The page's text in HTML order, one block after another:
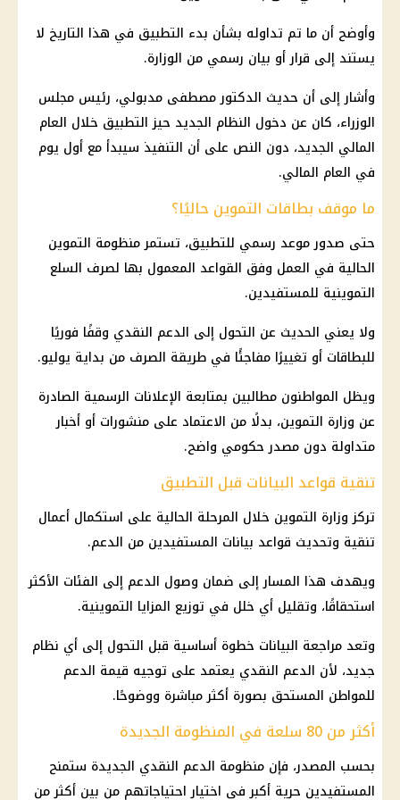
وأوضح أن ما تم تداوله بشأن بدء التطبيق في هذا التاريخ لا
يستند إلى قرار أو بيان رسمي من الوزارة.
وأشار إلى أن حديث الدكتور مصطفى مدبولي، رئيس مجلس
الوزراء، كان عن دخول النظام الجديد حيز التطبيق خلال العام
المالي الجديد، دون النص على أن التنفيذ سيبدأ مع أول يوم
في العام المالي.
ما موقف بطاقات التموين حاليًا؟
حتى صدور موعد رسمي للتطبيق، تستمر منظومة التموين
الحالية في العمل وفق القواعد المعمول بها لصرف السلع
التموينية للمستفيدين.
ولا يعني الحديث عن التحول إلى الدعم النقدي وقفًا فوريًا
للبطاقات أو تغييرًا مفاجئًا في طريقة الصرف من بداية يوليو.
ويظل المواطنون مطالبين بمتابعة الإعلانات الرسمية الصادرة
عن وزارة التموين، بدلًا من الاعتماد على منشورات أو أخبار
متداولة دون مصدر حكومي واضح.
تنقية قواعد البيانات قبل التطبيق
تركز وزارة التموين خلال المرحلة الحالية على استكمال أعمال
تنقية وتحديث قواعد بيانات المستفيدين من الدعم.
ويهدف هذا المسار إلى ضمان وصول الدعم إلى الفئات الأكثر
استحقاقًا، وتقليل أي خلل في توزيع المزايا التموينية.
وتعد مراجعة البيانات خطوة أساسية قبل التحول إلى أي نظام
جديد، لأن الدعم النقدي يعتمد على توجيه قيمة الدعم
للمواطن المستحق بصورة أكثر مباشرة ووضوحًا.
أكثر من 80 سلعة في المنظومة الجديدة
بحسب المصدر، فإن منظومة الدعم النقدي الجديدة ستمنح
المستفيدين حرية أكبر في اختيار احتياجاتهم من بين أكثر من